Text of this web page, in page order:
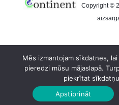
Copyright ©
Sākumlapa Veikalā
Mēs izmantojam sīkdatnes,
pieredzi mūsu mājaslapā.
piekrītat
Apstiprināt